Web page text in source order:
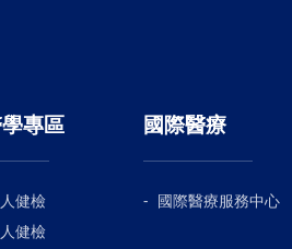
專區
健檢
健檢
國際醫療
國際醫療服務中心